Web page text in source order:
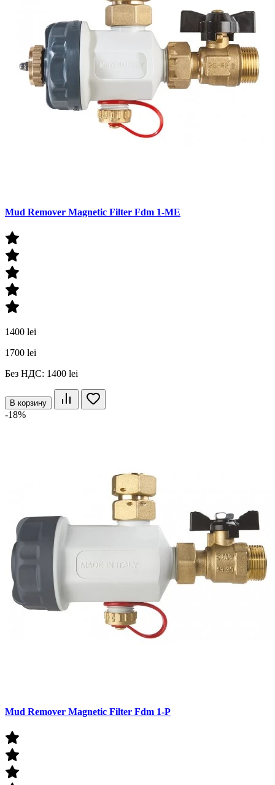
Mud Remover Magnetic Filter Fdm 1-ME
1400 lei
1700 lei
Без НДС: 1400 lei
В корзину
-18%
Mud Remover Magnetic Filter Fdm 1-P